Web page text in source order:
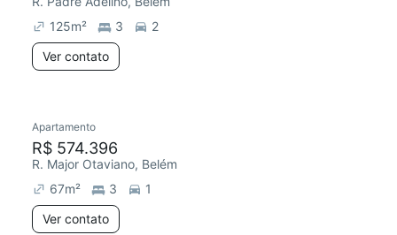
125m² 3
2
Ver contato
Apartamento
R$ 574.396
R. Major Otaviano, Belém
67m² 3
1
Ver contato